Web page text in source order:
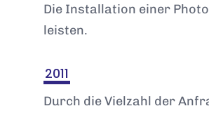
Die Installation einer
leisten.
2011
Durch die Vielzahl der